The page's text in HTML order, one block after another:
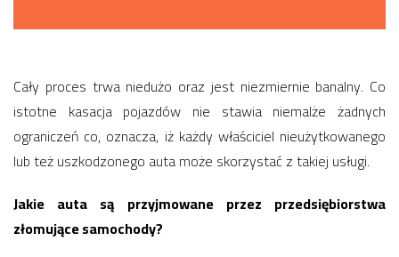
Cały proces trwa niedużo oraz jest niezmiernie banalny. Co
istotne kasacja pojazdów nie stawia niemalże żadnych
ograniczeń co, oznacza, iż każdy właściciel nieużytkowanego
lub też uszkodzonego auta może skorzystać z takiej usługi.
Jakie auta są przyjmowane przez przedsiębiorstwa
złomujące samochody?